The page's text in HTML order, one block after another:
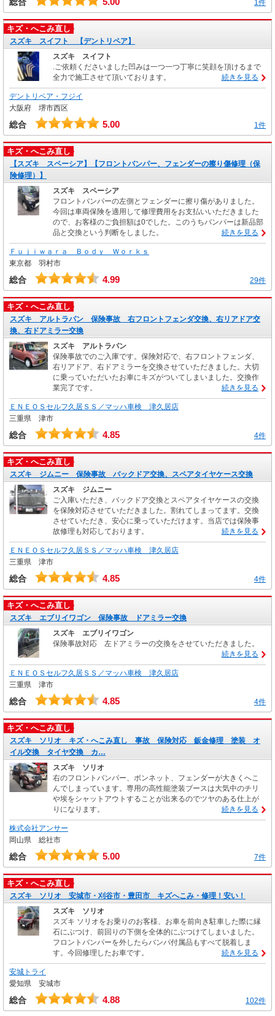
1件
キズ・へこみ直し
スズキ スイフト 【デントリペア】
スズキ スイフト
.ご依頼くださいました凹みは一つ一つ丁寧に笑顔を頂けるまで
全力で施工させて頂いております。
続きを見る
デントリペア・フジイ
大阪府 堺市西区
総合 5.00 1件
キズ・へこみ直し
【スズキ スペーシア】【フロントバンパー、フェンダーの擦り傷修理（保
険修理）】
スズキ スペーシア
フロントバンパーの左側とフェンダーに擦り傷がありました。
今回は車両保険を適用して修理費用をお支払いいただきました
ので、お客様のご負担額は0でした。このうちバンパーは新品部
品と交換という判断をしました。
続きを見る
Ｆｕｊｉｗａｒａ Ｂｏｄｙ Ｗｏｒｋｓ
東京都 羽村市
総合 4.99 29件
キズ・へこみ直し
スズキ アルトラパン 保険事故 右フロントフェンダ交換、右リアドア交
換、右ドアミラー交換
スズキ アルトラパン
保険事故でのご入庫です。保険対応で、右フロントフェンダ、
右リアドア、右ドアミラーを交換させていただきました。大切
に乗っていただいたお車にキズがついてしまいました。交換作
業完了です。
続きを見る
ＥＮＥＯＳセルフ久居ＳＳ／マッハ車検 津久居店
三重県 津市
総合 4.85 4件
キズ・へこみ直し
スズキ ジムニー 保険事故 バックドア交換、スペアタイヤケース交換
スズキ ジムニー
ご入庫いただき、バックドア交換とスペアタイヤケースの交換
を保険対応させていただきました。割れてしまってます。交換
させていただき、安心に乗っていただけます。当店では保険事
故修理も対応しております。
続きを見る
ＥＮＥＯＳセルフ久居ＳＳ／マッハ車検 津久居店
三重県 津市
総合 4.85 4件
キズ・へこみ直し
スズキ エブリイワゴン 保険事故 ドアミラー交換
スズキ エブリイワゴン
保険事故対応 左ドアミラーの交換をさせていただきました。
続きを見る
ＥＮＥＯＳセルフ久居ＳＳ／マッハ車検 津久居店
三重県 津市
総合 4.85 4件
キズ・へこみ直し
スズキ ソリオ キズ・へこみ直し 事故 保険対応 鈑金修理 塗装 オ
イル交換 タイヤ交換 カ…
スズキ ソリオ
右のフロントバンパー、ボンネット、フェンダーが大きくへこ
んでしまっています。専用の高性能塗装ブースは大気中のチリ
や埃をシャットアウトすることが出来るのでツヤのある仕上が
りになります。
続きを見る
株式会社アンサー
岡山県 総社市
総合 5.00 7件
キズ・へこみ直し
スズキ ソリオ 安城市・刈谷市・豊田市 キズへこみ・修理！安い！
スズキ ソリオ
スズキ ソリオをお乗りのお客様、お車を前向き駐車した際に縁
石にぶつけ、前回りの下側を全体的にぶつけてしまいました。
フロントバンパーを外したらバンパ付属品もすべて脱着しま
す。今回修理したお車です。
続きを見る
安城トライ
愛知県 安城市
総合 4.88 102件